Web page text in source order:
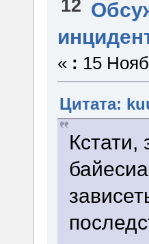
12
« : 15
Цитата:
Кстати,